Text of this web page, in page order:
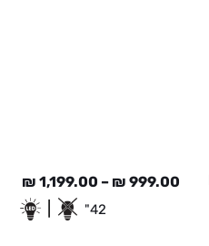
999.00
₪
–
1,199.00
₪
42"